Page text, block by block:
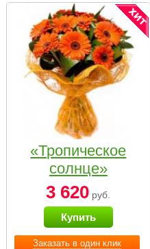
Заказать в один клик
«Тропическое
солнце»
3 620 руб.
Купить